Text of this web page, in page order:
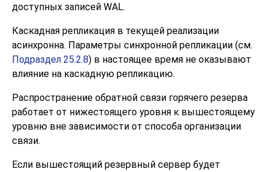
доступных записей WAL.
Каскадная репликация в текущей реализации
асинхронна. Параметры синхронной репликации (см.
Подраздел 25.2.8) в настоящее время не оказывают
влияние на каскадную репликацию.
Распространение обратной связи горячего резерва
работает от нижестоящего уровня к вышестоящему
уровню вне зависимости от способа организации
связи.
Если вышестоящий резервный сервер будет